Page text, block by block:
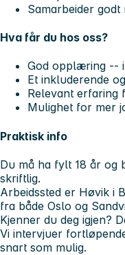
Samarbeider godt
Hva får du hos oss?
God opplæring --
Et inkluderende
Relevant erfaring
Mulighet for mer
Praktisk info
Du må ha fylt 18 år og
skriftlig.
Arbeidssted er Høvik i
fra både Oslo og
Kjenner du deg igjen?
Vi intervjuer
snart som mulig.